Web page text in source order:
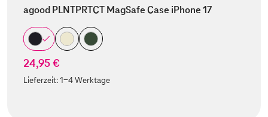
agood PLNTPRTCT MagSafe Case iPhone 17
24,95 €
Lieferzeit:1-4 Werktage